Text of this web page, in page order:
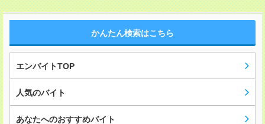
かんたん検索はこちら
エンバイトTOP
人気のバイト
あなたへのおすすめバイト